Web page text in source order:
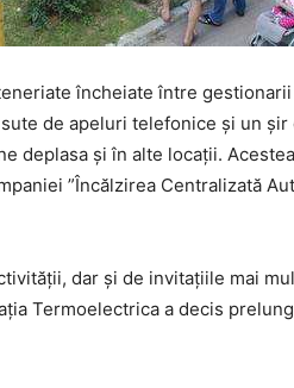
încheiate între
de apeluri telefonice și un
deplasa și în alte locații.
”Încălzirea Centralizată
dar și de invitațiile mai
Termoelectrica a decis